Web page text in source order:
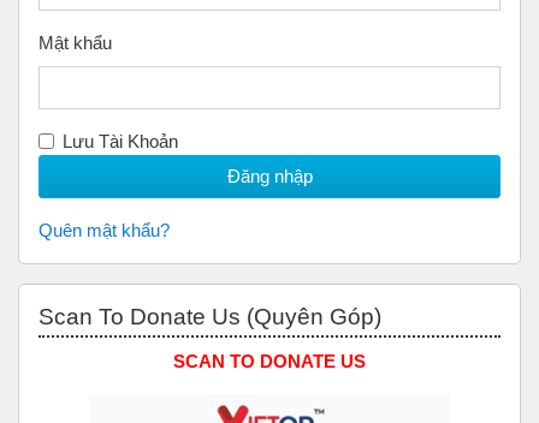
Mật khẩu
Lưu Tài Khoản
Quên mật khẩu?
Scan To Donate Us (Quyên Góp)
SCAN TO DONATE US